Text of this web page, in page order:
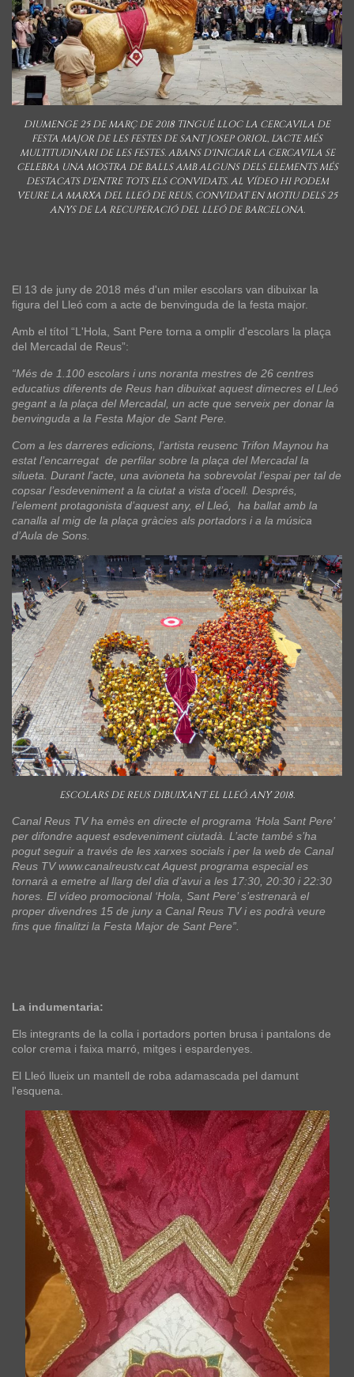
DIUMENGE 25 DE MARÇ DE 2018 TINGUÉ LLOC LA CERCAVILA DE
FESTA MAJOR DE LES FESTES DE SANT JOSEP ORIOL, L'ACTE MÉS
MULTITUDINARI DE LES FESTES. ABANS D'INICIAR LA CERCAVILA SE
CELEBRA UNA MOSTRA DE BALLS AMB ALGUNS DELS ELEMENTS MÉS
DESTACATS D'ENTRE TOTS ELS CONVIDATS. AL VÍDEO HI PODEM
VEURE LA MARXA DEL LLEÓ DE REUS, CONVIDAT EN MOTIU DELS 25
ANYS DE LA RECUPERACIÓ DEL LLEÓ DE BARCELONA.
El 13 de juny de 2018 més d'un miler escolars van dibuixar la
figura del Lleó com a acte de benvinguda de la festa major.
Amb el títol “L'Hola, Sant Pere torna a omplir d'escolars la plaça
del Mercadal de Reus”:
“Més de 1.100 escolars i uns noranta mestres de 26 centres
educatius diferents de Reus han dibuixat aquest dimecres el Lleó
gegant a la plaça del Mercadal, un acte que serveix per donar la
benvinguda a la Festa Major de Sant Pere.
Com a les darreres edicions, l’artista reusenc Trifon Maynou ha
estat l’encarregat de perfilar sobre la plaça del Mercadal la
silueta. Durant l’acte, una avioneta ha sobrevolat l’espai per tal de
copsar l’esdeveniment a la ciutat a vista d’ocell. Després,
l’element protagonista d’aquest any, el Lleó, ha ballat amb la
canalla al mig de la plaça gràcies als portadors i a la música
d’Aula de Sons.
ESCOLARS DE REUS DIBUIXANT EL LLEÓ. ANY 2018.
Canal Reus TV ha emès en directe el programa ‘Hola Sant Pere’
per difondre aquest esdeveniment ciutadà. L’acte també s’ha
pogut seguir a través de les xarxes socials i per la web de Canal
Reus TV www.canalreustv.cat Aquest programa especial es
tornarà a emetre al llarg del dia d’avui a les 17:30, 20:30 i 22:30
hores. El vídeo promocional ‘Hola, Sant Pere’ s’estrenarà el
proper divendres 15 de juny a Canal Reus TV i es podrà veure
fins que finalitzi la Festa Major de Sant Pere”.
La indumentaria:
Els integrants de la colla i portadors porten brusa i pantalons de
color crema i faixa marró, mitges i espardenyes.
El Lleó llueix un mantell de roba adamascada pel damunt
l'esquena.